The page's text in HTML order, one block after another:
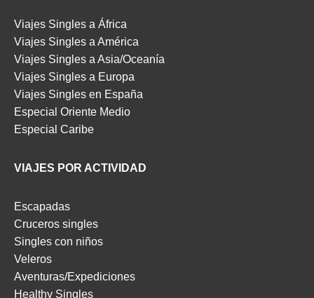
Viajes Singles a África
Viajes Singles a América
Viajes Singles a Asia/Oceanía
Viajes Singles a Europa
Viajes Singles en España
Especial Oriente Medio
Especial Caribe
VIAJES POR ACTIVIDAD
Escapadas
Cruceros singles
Singles con niños
Veleros
Aventuras/Expediciones
Healthy Singles